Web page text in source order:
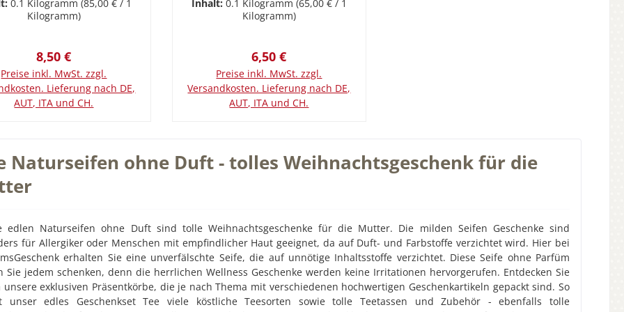
oder schreiben uns eine
Mail an:
Naturseife Moorseife
Mineralien die
Substanz
Unsere Moorseife mit
aus Bad Aibling ist für
ist sie eine außerordentlich
Das Moor trocknet
zu Kohle oder Ton-
Diese Eigenschaft macht
unter anderem auch zu
schonend reinigenden
Soap Mystic
ist frei von Duftstoffen
ist somit für Allergiker
0.1 Kilogramm (85,00 € / 1
Kilogramm)
Regulärer Preis:
8,50 €
Preise inkl. MwSt. zzgl.
Lieferung nach DE,
AUT, ITA und CH.
Olivenölseife Naturseife
Olivenölseife mit Ziegenmilch für
zarte und empfindliche Haut. Auch
für die Kinderhaut geeignet, da
ohne Duft- und
wir auch in einer Geschenkbox.hier
klicken >>> Geschenkbox aus Holz
online kaufenBei Fragen rufen Sie
uns einfach an Mobil: +49 151-
16017248 oder schreiben uns eine
Mail an:
service@rundumsgeschenk.de.Hers
teller-Artikel-Nr.: SM113
Inhalt: 0.1 Kilogramm (65,00 € / 1
Kilogramm)
Regulärer Preis:
6,50 €
Preise inkl. MwSt. zzgl.
Versandkosten. Lieferung nach DE,
AUT, ITA und CH.
Naturseifen ohne Duft - tolles Weihnachtsgeschenk für die
edlen Naturseifen ohne Duft sind tolle Weihnachtsgeschenke für die Mutter. Die milden Seifen Geschenke sind
für Allergiker oder Menschen mit empfindlicher Haut geeignet, da auf Duft- und Farbstoffe verzichtet wird. Hier bei
erhalten Sie eine unverfälschte Seife, die auf unnötige Inhaltsstoffe verzichtet. Diese Seife ohne Parfüm
Sie jedem schenken, denn die herrlichen Wellness Geschenke werden keine Irritationen hervorgerufen. Entdecken Sie
unsere exklusiven Präsentkörbe, die je nach Thema mit verschiedenen hochwertigen Geschenkartikeln gepackt sind. So
unser edles Geschenkset Tee viele köstliche Teesorten sowie tolle Teetassen und Zubehör - ebenfalls tolle